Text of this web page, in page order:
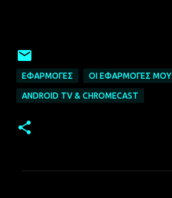
ΕΦΑΡΜΟΓΈΣ ΟΙ ΕΦΑΡΜΟΓΈΣ ΜΟΥ
ANDROID TV & CHROMECAST